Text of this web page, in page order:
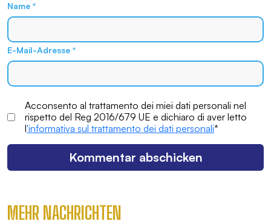
Name *
E-Mail-Adresse *
Acconsento al trattamento dei miei dati personali nel
rispetto del Reg 2016/679 UE e dichiaro di aver letto
l'informativa sul trattamento dei dati personali*
MEHR NACHRICHTEN